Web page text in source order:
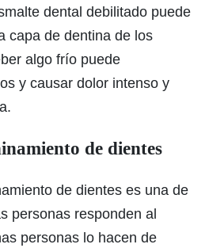
dental debilitado puede
capa de dentina de los
algo frío puede
y causar dolor intenso y
de dientes
de dientes es una de
personas responden al
personas lo hacen de